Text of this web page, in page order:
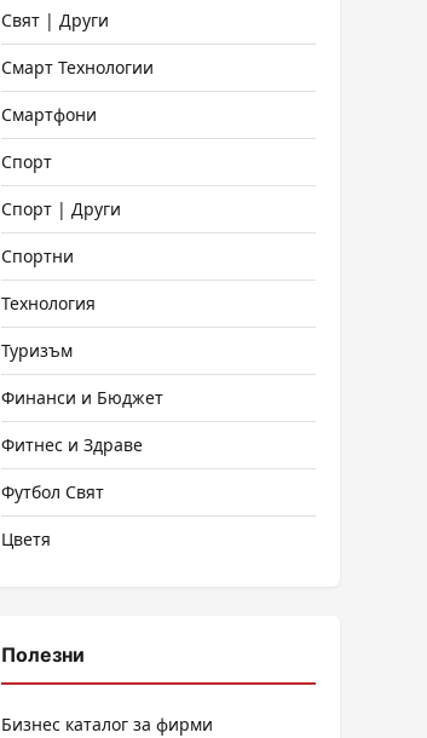
Свят | Други
Смарт Технологии
Смартфони
Спорт
Спорт | Други
Спортни
Технология
Туризъм
Финанси и Бюджет
Фитнес и Здраве
Футбол Свят
Цветя
Полезни
Бизнес каталог за фирми